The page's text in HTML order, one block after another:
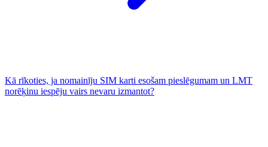
Kā rīkoties, ja nomainīju SIM karti esošam pieslēgumam un LMT
norēķinu iespēju vairs nevaru izmantot?